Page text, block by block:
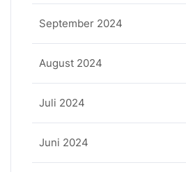
September 2024
August 2024
Juli 2024
Juni 2024